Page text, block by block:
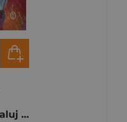
Odzyskana. Namaluj słowami dobre życie